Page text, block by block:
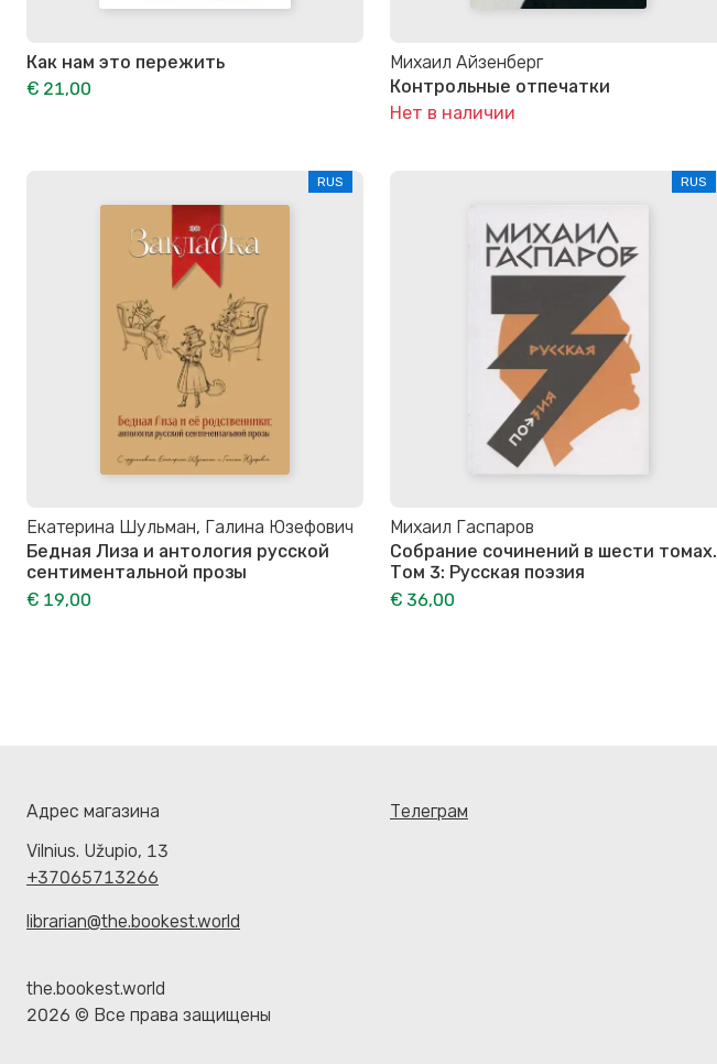
Как нам это пережить
€ 21,00
Михаил Айзенберг
Контрольные отпечатки
Нет в наличии
RUS
Екатерина Шульман, Галина Юзефович
Бедная Лиза и антология русской
сентиментальной прозы
€ 19,00
RUS
Михаил Гаспаров
Собрание сочинений в шести томах.
Том 3: Русская поэзия
€ 36,00
Адрес магазина
Vilnius. Užupio, 13
+37065713266
librarian@the.bookest.world
Телеграм
the.bookest.world
2026 © Все права защищены